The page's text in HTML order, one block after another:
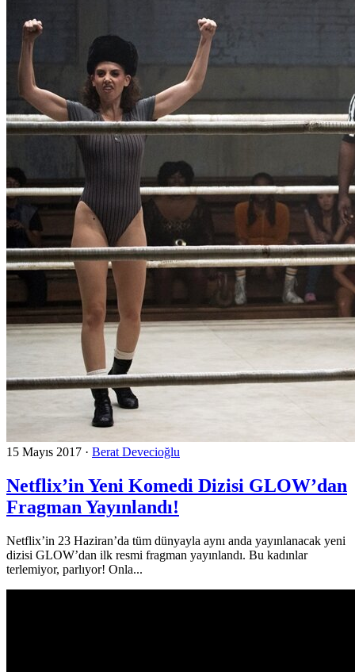
15 Mayıs 2017 · Berat Devecioğlu
Netflix’in Yeni Komedi Dizisi GLOW’dan
Fragman Yayınlandı!
Netflix’in 23 Haziran’da tüm dünyayla aynı anda yayınlanacak yeni
dizisi GLOW’dan ilk resmi fragman yayınlandı. Bu kadınlar
terlemiyor, parlıyor! Onla...